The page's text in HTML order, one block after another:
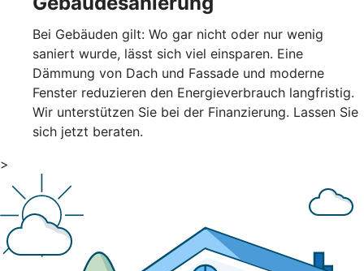
Bei Gebäuden gilt: Wo gar nicht oder nur wenig
saniert wurde, lässt sich viel einsparen. Eine
Dämmung von Dach und Fassade und moderne
Fenster reduzieren den Energieverbrauch langfristig.
Wir unterstützen Sie bei der Finanzierung. Lassen Sie
sich jetzt beraten.
>